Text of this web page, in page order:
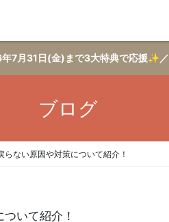
7月31日(金)まで3大特典で応援✨／
ブログ
ない原因や対策について紹介！
いて紹介！